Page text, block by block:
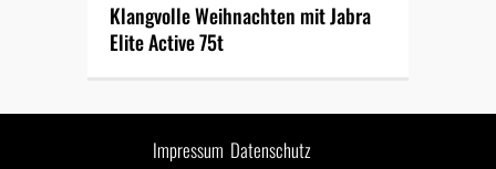
Klangvolle Weihnachten mit Jabra
Elite Active 75t
Impressum Datenschutz